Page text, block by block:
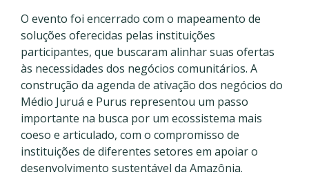
O evento foi encerrado com o mapeamento de
soluções oferecidas pelas instituições
participantes, que buscaram alinhar suas ofertas
às necessidades dos negócios comunitários. A
construção da agenda de ativação dos negócios do
Médio Juruá e Purus representou um passo
importante na busca por um ecossistema mais
coeso e articulado, com o compromisso de
instituições de diferentes setores em apoiar o
desenvolvimento sustentável da Amazônia.